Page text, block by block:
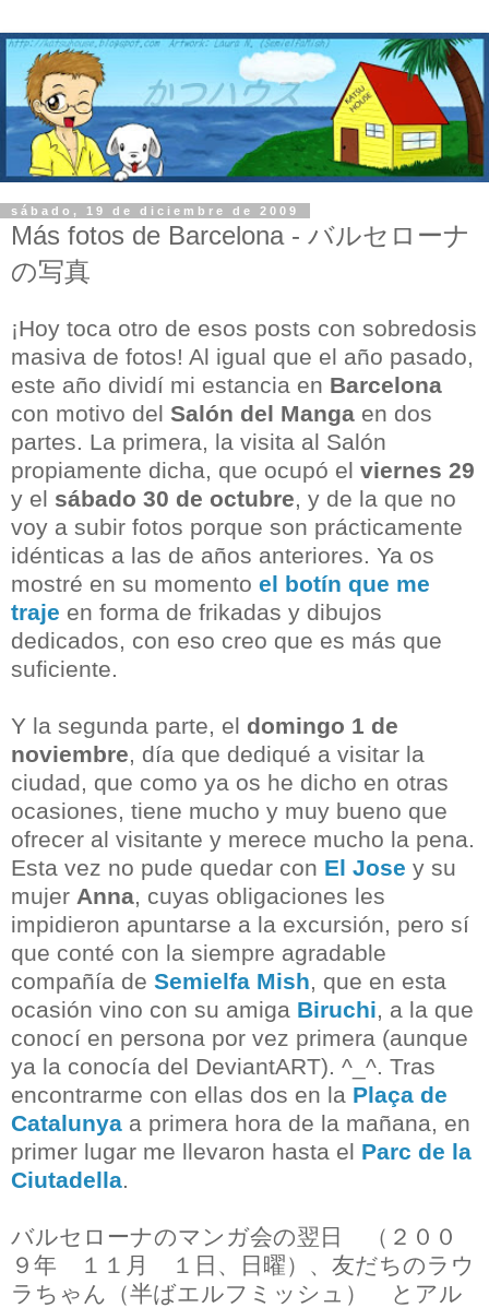
sábado, 19 de diciembre de 2009
Más fotos de Barcelona - バルセローナ
の写真
¡Hoy toca otro de esos posts con sobredosis
masiva de fotos! Al igual que el año pasado,
este año dividí mi estancia en Barcelona
con motivo del Salón del Manga en dos
partes. La primera, la visita al Salón
propiamente dicha, que ocupó el viernes 29
y el sábado 30 de octubre, y de la que no
voy a subir fotos porque son prácticamente
idénticas a las de años anteriores. Ya os
mostré en su momento el botín que me
traje en forma de frikadas y dibujos
dedicados, con eso creo que es más que
suficiente.
Y la segunda parte, el domingo 1 de
noviembre, día que dediqué a visitar la
ciudad, que como ya os he dicho en otras
ocasiones, tiene mucho y muy bueno que
ofrecer al visitante y merece mucho la pena.
Esta vez no pude quedar con El Jose y su
mujer Anna, cuyas obligaciones les
impidieron apuntarse a la excursión, pero sí
que conté con la siempre agradable
compañía de Semielfa Mish, que en esta
ocasión vino con su amiga Biruchi, a la que
conocí en persona por vez primera (aunque
ya la conocía del DeviantART). ^_^. Tras
encontrarme con ellas dos en la Plaça de
Catalunya a primera hora de la mañana, en
primer lugar me llevaron hasta el Parc de la
Ciutadella.
バルセローナのマンガ会の翌日 （２００
９年 １１月 １日、日曜）、友だちのラウ
ラちゃん（半ばエルフミッシュ） とアル